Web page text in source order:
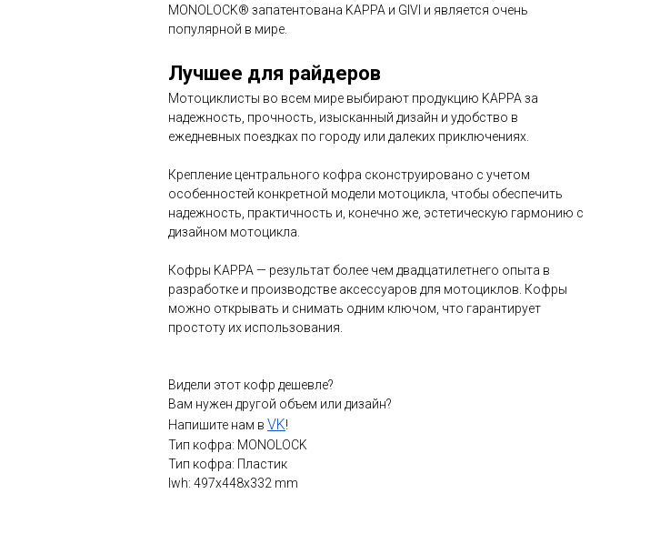
MONOLOCK® запатентована KAPPA и GIVI и является очень
популярной в мире.
Лучшее для райдеров
Мотоциклисты во всем мире выбирают продукцию KAPPA за
надежность, прочность, изысканный дизайн и удобство в
ежедневных поездках по городу или далеких приключениях.
Крепление центрального кофра сконструировано с учетом
особенностей конкретной модели мотоцикла, чтобы обеспечить
надежность, практичность и, конечно же, эстетическую гармонию с
дизайном мотоцикла.
Кофры KAPPA — результат более чем двадцатилетнего опыта в
разработке и производстве аксессуаров для мотоциклов. Кофры
можно открывать и снимать одним ключом, что гарантирует
простоту их использования.
Видели этот кофр дешевле?
Вам нужен другой объем или дизайн?
Напишите нам в VK!
Тип кофра: MONOLOCK
Тип кофра: Пластик
lwh: 497x448x332 mm